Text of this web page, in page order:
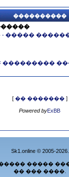
����������
- �����
���������
[ �� �������]
Powered byExBB
Sk1.online © 2005-2026.
�����
�� ��� ����.